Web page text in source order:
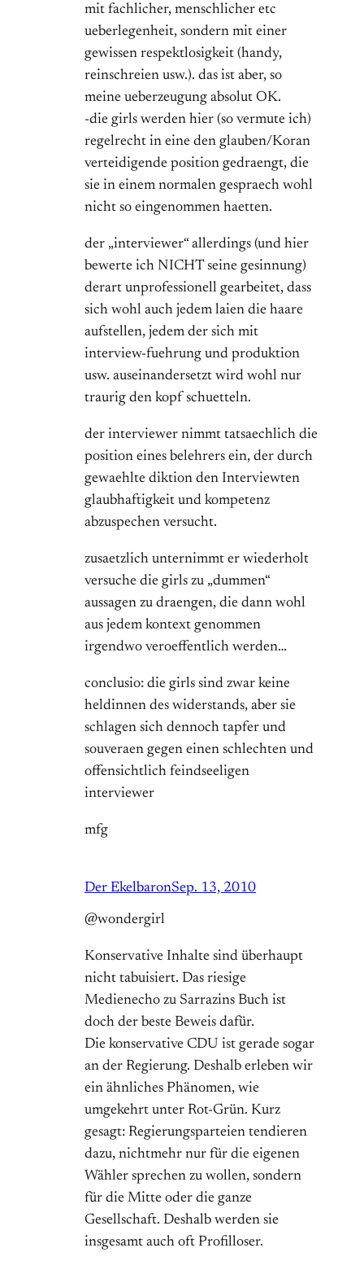
mit fachlicher, menschlicher etc
ueberlegenheit, sondern mit einer
gewissen respektlosigkeit (handy,
reinschreien usw.). das ist aber, so
meine ueberzeugung absolut OK.
-die girls werden hier (so vermute ich)
regelrecht in eine den glauben/Koran
verteidigende position gedraengt, die
sie in einem normalen gespraech wohl
nicht so eingenommen haetten.
der „interviewer“ allerdings (und hier
bewerte ich NICHT seine gesinnung)
derart unprofessionell gearbeitet, dass
sich wohl auch jedem laien die haare
aufstellen, jedem der sich mit
interview-fuehrung und produktion
usw. auseinandersetzt wird wohl nur
traurig den kopf schuetteln.
der interviewer nimmt tatsaechlich die
position eines belehrers ein, der durch
gewaehlte diktion den Interviewten
glaubhaftigkeit und kompetenz
abzuspechen versucht.
zusaetzlich unternimmt er wiederholt
versuche die girls zu „dummen“
aussagen zu draengen, die dann wohl
aus jedem kontext genommen
irgendwo veroeffentlich werden…
conclusio: die girls sind zwar keine
heldinnen des widerstands, aber sie
schlagen sich dennoch tapfer und
souveraen gegen einen schlechten und
offensichtlich feindseeligen
interviewer
mfg
Der EkelbaronSep. 13, 2010
@wondergirl
Konservative Inhalte sind überhaupt
nicht tabuisiert. Das riesige
Medienecho zu Sarrazins Buch ist
doch der beste Beweis dafür.
Die konservative CDU ist gerade sogar
an der Regierung. Deshalb erleben wir
ein ähnliches Phänomen, wie
umgekehrt unter Rot-Grün. Kurz
gesagt: Regierungsparteien tendieren
dazu, nichtmehr nur für die eigenen
Wähler sprechen zu wollen, sondern
für die Mitte oder die ganze
Gesellschaft. Deshalb werden sie
insgesamt auch oft Profilloser.